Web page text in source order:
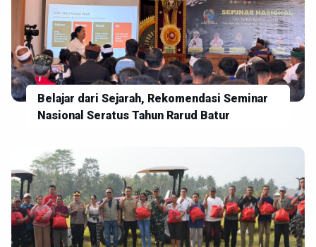
Belajar dari Sejarah, Rekomendasi Seminar
Nasional Seratus Tahun Rarud Batur